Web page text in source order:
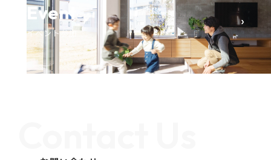
Event
イベント参加
›